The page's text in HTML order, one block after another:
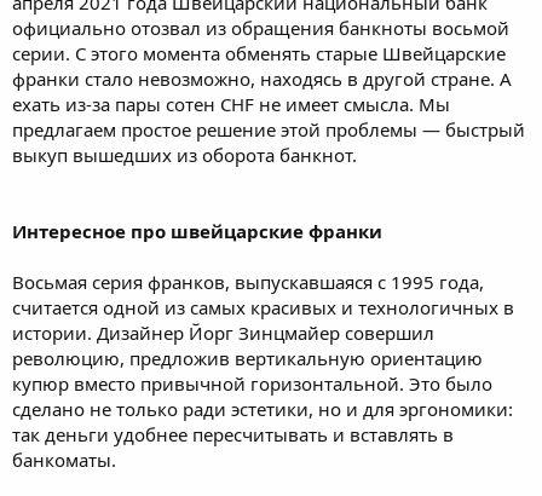
официально отозвал из обращения банкноты восьмой
серии. С этого момента обменять старые Швейцарские
франки стало невозможно, находясь в другой стране. А
ехать из-за пары сотен CHF не имеет смысла. Мы
предлагаем простое решение этой проблемы — быстрый
выкуп вышедших из оборота банкнот.
Интересное про швейцарские франки
Восьмая серия франков, выпускавшаяся с 1995 года,
считается одной из самых красивых и технологичных в
истории. Дизайнер Йорг Зинцмайер совершил
революцию, предложив вертикальную ориентацию
купюр вместо привычной горизонтальной. Это было
сделано не только ради эстетики, но и для эргономики:
так деньги удобнее пересчитывать и вставлять в
банкоматы.